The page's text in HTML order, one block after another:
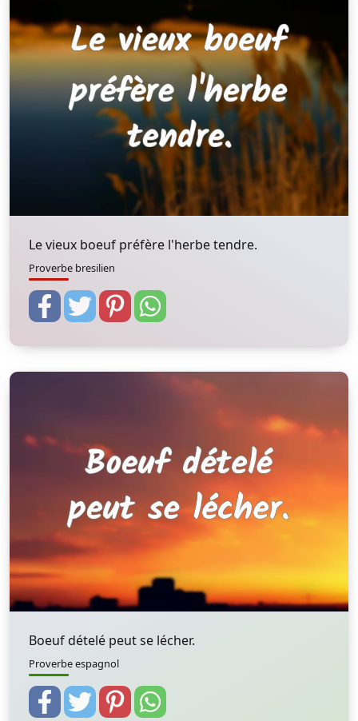
Le vieux boeuf préfère l'herbe tendre.
Proverbe bresilien
Boeuf dételé peut se lécher.
Proverbe espagnol